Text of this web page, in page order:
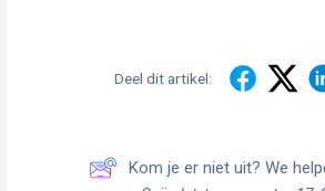
Deel dit artikel:
Kom je er niet uit? We